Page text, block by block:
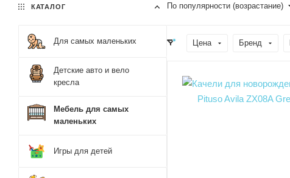
По популярности (возрастание)
Цена Бренд
КАТАЛОГ
Для самых маленьких
Детские авто и вело
кресла
Мебель для самых
маленьких
Игры для детей